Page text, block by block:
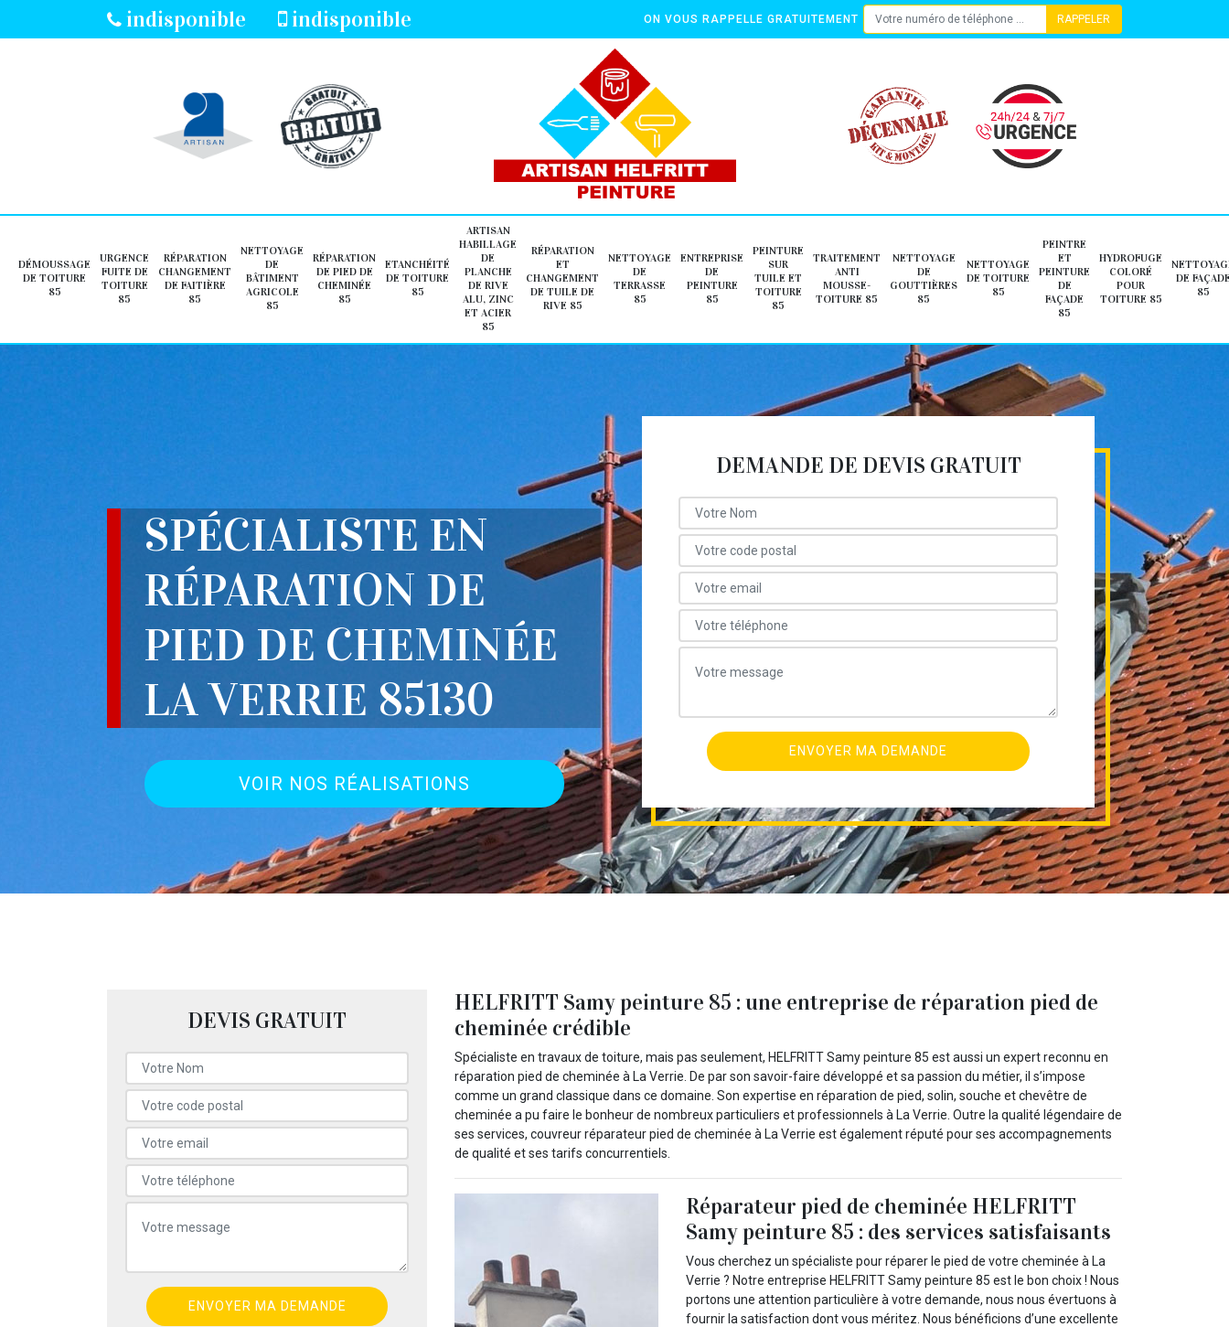
indisponible indisponible ON VOUS RAPPELLE GRATUITEMENT
DÉMOUSSAGE
DE TOITURE
85
URGENCE
FUITE DE
TOITURE
85
RÉPARATION
CHANGEMENT
DE FAITIÈRE
85
NETTOYAGE
DE
BÂTIMENT
AGRICOLE
85
RÉPARATION
DE PIED DE
CHEMINÉE
85
ETANCHÉITÉ
DE TOITURE
85
ARTISAN
HABILLAGE
DE
PLANCHE
DE RIVE
ALU, ZINC
ET ACIER
85
RÉPARATION
ET
CHANGEMENT
DE TUILE DE
RIVE 85
NETTOYAGE
DE
TERRASSE
85
ENTREPRISE
DE
PEINTURE
85
PEINTURE
SUR
TUILE ET
TOITURE
85
TRAITEMENT
ANTI
MOUSSE-
TOITURE 85
NETTOYAGE
DE
GOUTTIÈRES
85
NETTOYAGE
DE TOITURE
85
PEINTRE
ET
PEINTURE
DE
FAÇADE
85
HYDROFUGE
COLORÉ
POUR
TOITURE 85
DE
85
SPÉCIALISTE EN
RÉPARATION DE
PIED DE CHEMINÉE
LA VERRIE 85130
VOIR NOS RÉALISATIONS
DEMANDE DE DEVIS GRATUIT
DEVIS GRATUIT
HELFRITT Samy peinture 85 : une entreprise de réparation pied de
cheminée crédible
Spécialiste en travaux de toiture, mais pas seulement, HELFRITT Samy peinture 85 est aussi un expert reconnu en
réparation pied de cheminée à La Verrie. De par son savoir-faire développé et sa passion du métier, il s’impose
comme un grand classique dans ce domaine. Son expertise en réparation de pied, solin, souche et chevêtre de
cheminée a pu faire le bonheur de nombreux particuliers et professionnels à La Verrie. Outre la qualité légendaire de
ses services, couvreur réparateur pied de cheminée à La Verrie est également réputé pour ses accompagnements
de qualité et ses tarifs concurrentiels.
Réparateur pied de cheminée HELFRITT
Samy peinture 85 : des services satisfaisants
Vous cherchez un spécialiste pour réparer le pied de votre cheminée à La
Verrie ? Notre entreprise HELFRITT Samy peinture 85 est le bon choix ! Nous
portons une attention particulière à votre demande, nous nous évertuons à
fournir la satisfaction dont vous méritez. Nous bénéficions d’une excellente